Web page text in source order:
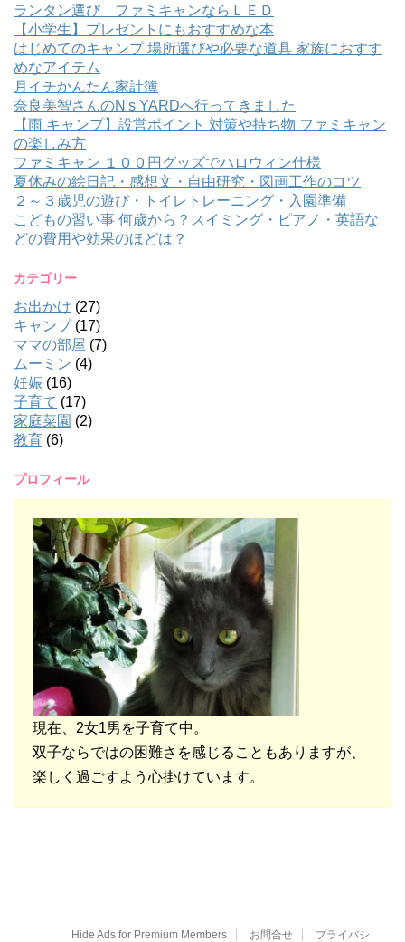
ランタン選び ファミキャンならＬＥＤ
【小学生】プレゼントにもおすすめな本
はじめてのキャンプ 場所選びや必要な道具 家族におすす
めなアイテム
月イチかんたん家計簿
奈良美智さんのN's YARDへ行ってきました
【雨 キャンプ】設営ポイント 対策や持ち物 ファミキャン
の楽しみ方
ファミキャン １００円グッズでハロウィン仕様
夏休みの絵日記・感想文・自由研究・図画工作のコツ
２～３歳児の遊び・トイレトレーニング・入園準備
こどもの習い事 何歳から？スイミング・ピアノ・英語な
どの費用や効果のほどは？
カテゴリー
お出かけ (27)
キャンプ(17)
ママの部屋 (7)
ムーミン (4)
妊娠 (16)
子育て (17)
家庭菜園 (2)
教育 (6)
プロフィール
現在、2女1男を子育て中。
双子ならではの困難さを感じることもありますが、
楽しく過ごすよう心掛けています。
Hide Ads for Premium Members お問合せ プライバシ